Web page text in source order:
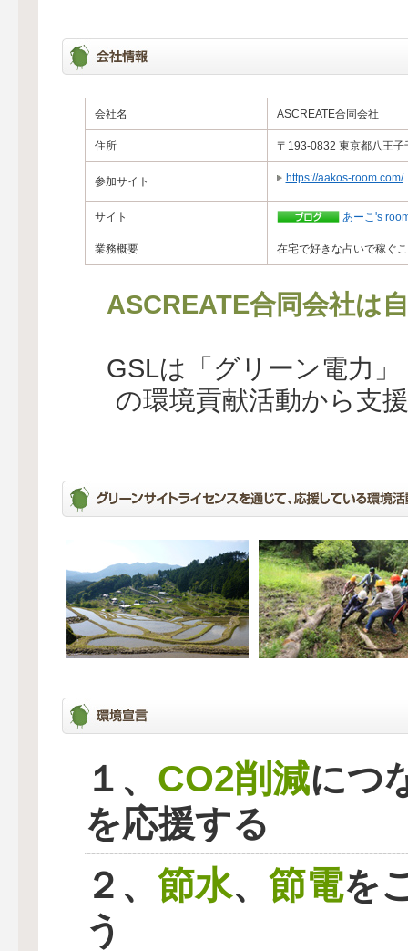
会社名 ASCREATE合同会社
住所 〒193-0832 東京都八王
参加サイト https://aakos-room.com/
サイト あーこ's
業務概要 在宅で好きな占いで稼ぐ
ASCREATE合同会社は
GSLは「グリーン電力
の環境貢献活動から支
１、 CO2削減につ
を応援する
２、 節水、 節電を
う